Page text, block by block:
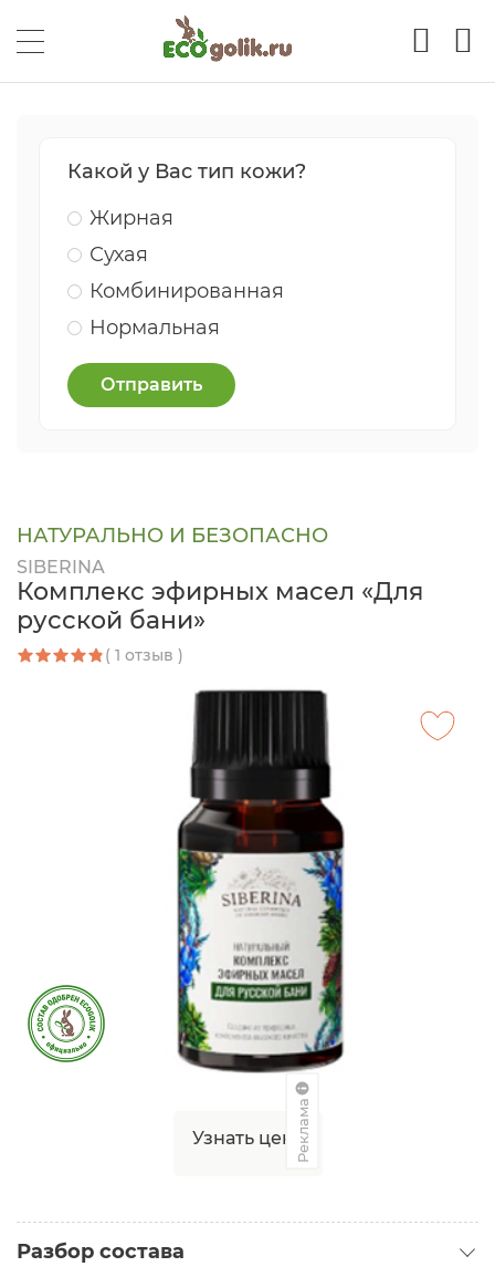
Какой у Вас тип кожи?
Жирная
Сухая
Комбинированная
Нормальная
Отправить
НАТУРАЛЬНО И БЕЗОПАСНО
SIBERINA
Комплекс эфирных масел «Для
русской бани»
( 1 отзыв )
Узнать ценуРеклама
Разбор состава